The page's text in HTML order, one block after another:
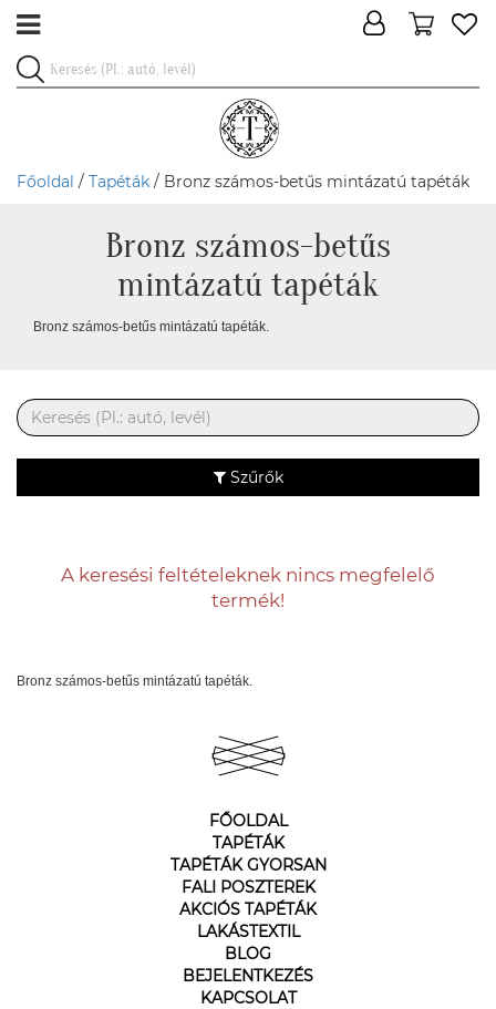
Főoldal / Tapéták / Bronz számos-betűs mintázatú tapéták
Bronz számos-betűs
mintázatú tapéták
Bronz számos-betűs mintázatú tapéták.
Szűrők
A keresési feltételeknek nincs megfelelő
termék!
Bronz számos-betűs mintázatú tapéták.
FŐOLDAL
TAPÉTÁK
TAPÉTÁK GYORSAN
FALI POSZTEREK
AKCIÓS TAPÉTÁK
LAKÁSTEXTIL
BLOG
BEJELENTKEZÉS
KAPCSOLAT